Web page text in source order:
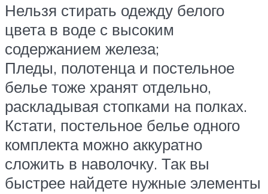
Нельзя стирать одежду белого
цвета в воде с высоким
содержанием железа;
Пледы, полотенца и постельное
белье тоже хранят отдельно,
раскладывая стопками на полках.
Кстати, постельное белье одного
комплекта можно аккуратно
сложить в наволочку. Так вы
быстрее найдете нужные элементы